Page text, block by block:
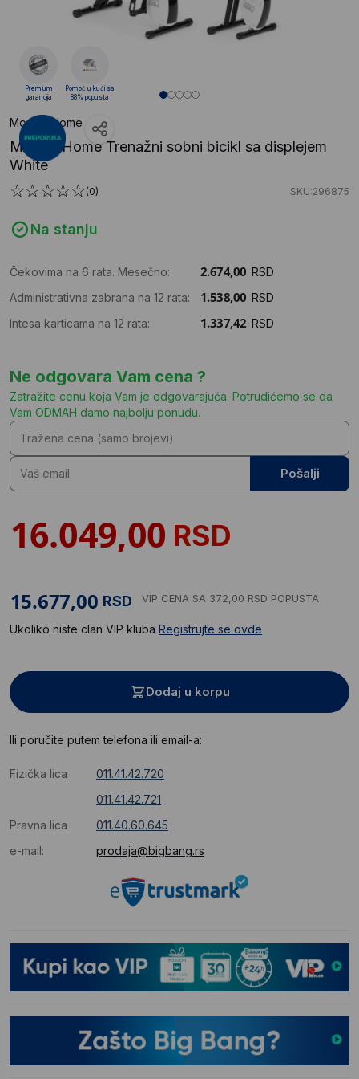
ModernHome
ModernHome Trenažni sobni bicikl sa displejem
White
(0) SKU:296875
Na stanju
Čekovima na 6 rata. Mesečno:
RSD
Administrativna zabrana na 12 rata:
RSD
Intesa karticama na 12 rata:
RSD
Ne odgovara Vam cena ?
Zatražite cenu koja Vam je odgovarajuća. Potrudićemo se da
Vam ODMAH damo najbolju ponudu.
Pošalji
RSD
RSD VIP CENA SA 372,00 RSD POPUSTA
Ukoliko niste clan VIP kluba Registrujte se ovde
Dodaj u korpu
Ili poručite putem telefona ili email-a:
Fizička lica
011.41.42.720
011.41.42.721
Pravna lica
011.40.60.645
e-mail:
prodaja@bigbang.rs
Premium
garancija
Pomoć u kući sa
88% popusta